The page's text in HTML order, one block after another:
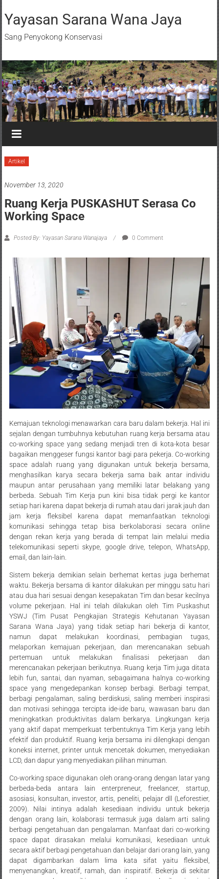
Yayasan Sarana Wana Jaya
Sang Penyokong Konservasi
Artikel
November 13, 2020
Ruang Kerja PUSKASHUT Serasa Co
Working Space
Posted By: Yayasan Sarana Wanajaya 0 Comment
Kemajuan teknologi menawarkan cara baru dalam bekerja. Hal ini
sejalan dengan tumbuhnya kebutuhan ruang kerja bersama atau
co-working space yang sedang menjadi tren di kota-kota besar
bagaikan menggeser fungsi kantor bagi para pekerja. Co-working
space adalah ruang yang digunakan untuk bekerja bersama,
menghasilkan karya secara bekerja sama baik antar individu
maupun antar perusahaan yang memiliki latar belakang yang
berbeda. Sebuah Tim Kerja pun kini bisa tidak pergi ke kantor
setiap hari karena dapat bekerja di rumah atau dari jarak jauh dan
jam kerja fleksibel karena dapat memanfaatkan teknologi
komunikasi sehingga tetap bisa berkolaborasi secara online
dengan rekan kerja yang berada di tempat lain melalui media
telekomunikasi seperti skype, google drive, telepon, WhatsApp,
email, dan lain-lain.
Sistem bekerja demikian selain berhemat kertas juga berhemat
waktu. Bekerja bersama di kantor dilakukan per minggu satu hari
atau dua hari sesuai dengan kesepakatan Tim dan besar kecilnya
volume pekerjaan. Hal ini telah dilakukan oleh Tim Puskashut
YSWJ (Tim Pusat Pengkajian Strategis Kehutanan Yayasan
Sarana Wana Jaya) yang tidak setiap hari bekerja di kantor,
namun dapat melakukan koordinasi, pembagian tugas,
melaporkan kemajuan pekerjaan, dan merencanakan sebuah
pertemuan untuk melakukan finalisasi pekerjaan dan
merencanakan pekerjaan berikutnya. Ruang kerja Tim juga ditata
lebih fun, santai, dan nyaman, sebagaimana halnya co-working
space yang mengedepankan konsep berbagi. Berbagi tempat,
berbagi pengalaman, saling berdiskusi, saling memberi inspirasi
dan motivasi sehingga tercipta ide-ide baru, wawasan baru dan
meningkatkan produktivitas dalam berkarya. Lingkungan kerja
yang aktif dapat memperkuat terbentuknya Tim Kerja yang lebih
efektif dan produktif. Ruang kerja bersama ini dilengkapi dengan
koneksi internet, printer untuk mencetak dokumen, menyediakan
LCD, dan dapur yang menyediakan pilihan minuman.
Co-working space digunakan oleh orang-orang dengan latar yang
berbeda-beda antara lain enterpreneur, freelancer, startup,
asosiasi, konsultan, investor, artis, peneliti, pelajar dll (Leforestier,
2009). Nilai intinya adalah kesediaan individu untuk bekerja
dengan orang lain, kolaborasi termasuk juga dalam arti saling
berbagi pengetahuan dan pengalaman. Manfaat dari co-working
space dapat dirasakan melalui komunikasi, kesediaan untuk
secara aktif berbagi pengetahuan dan belajar dari orang lain, yang
dapat digambarkan dalam lima kata sifat yaitu fleksibel,
menyenangkan, kreatif, ramah, dan inspiratif. Bekerja di sekitar